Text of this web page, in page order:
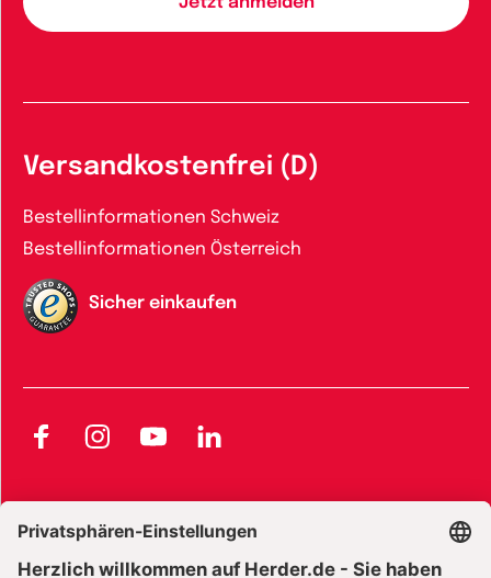
Versandkostenfrei (D)
Bestellinformationen Schweiz
Bestellinformationen Österreich
Sicher einkaufen
FacebookInstagramYouTubeLinkedIn
Widerrufsbelehrung E-Books
Widerrufsbelehrung Zeitschriften Datenschutz